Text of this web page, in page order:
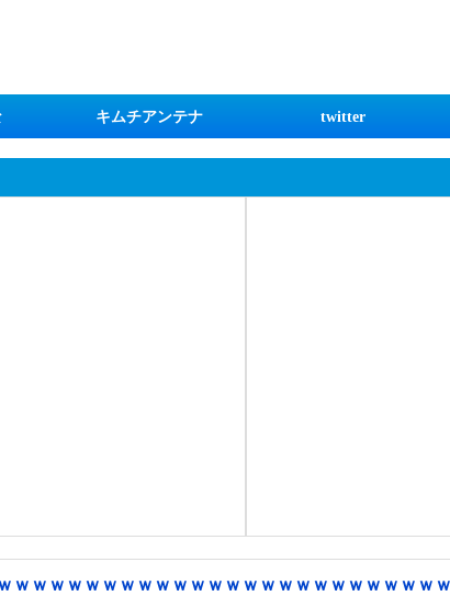
キムチアンテナ twitter
ｗｗｗｗｗｗｗｗｗｗｗｗｗｗｗｗｗｗｗｗｗｗｗ